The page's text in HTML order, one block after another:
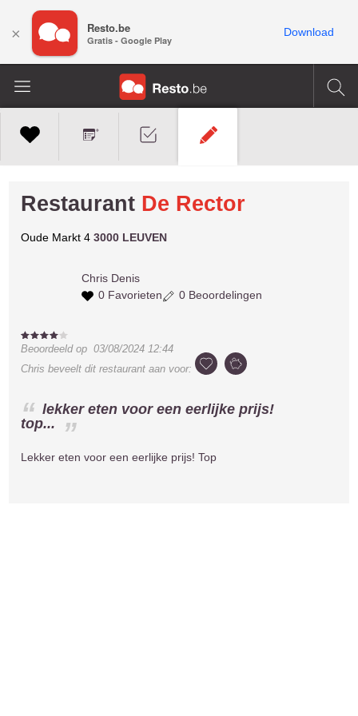
Restaurant De Rector
Oude Markt 43000 LEUVEN
Chris Denis
0 Favorieten
0 Beoordelingen
Beoordeeld op03/08/2024 12:44
Chris beveelt dit restaurant aan voor:
lekker eten voor een eerlijke prijs!
top...
Lekker eten voor een eerlijke prijs! Top
× Resto.be
Gratis - Google Play
Download